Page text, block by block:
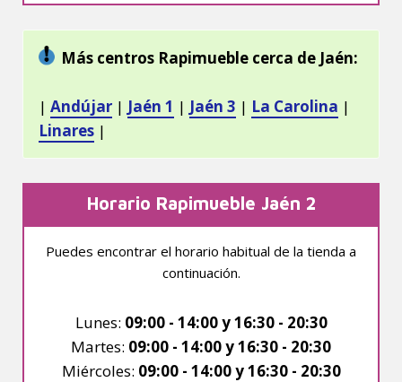
Más centros Rapimueble cerca de Jaén:
| Andújar | Jaén 1 | Jaén 3 | La Carolina |
Linares |
Horario Rapimueble Jaén 2
Puedes encontrar el horario habitual de la tienda a
continuación.
Lunes: 09:00 - 14:00 y 16:30 - 20:30
Martes: 09:00 - 14:00 y 16:30 - 20:30
Miércoles: 09:00 - 14:00 y 16:30 - 20:30